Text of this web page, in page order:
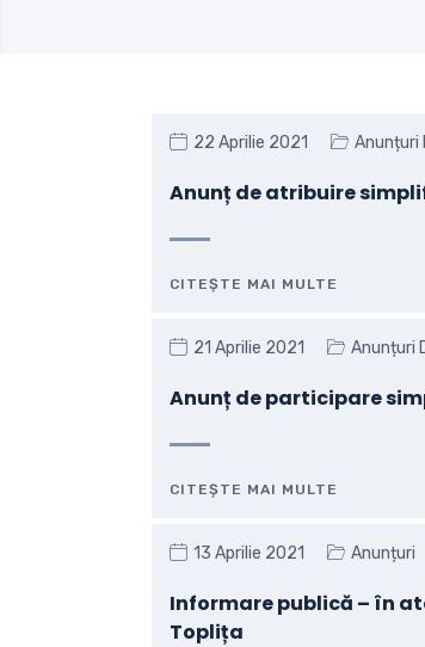
22 Aprilie 2021 Anunțuri
Anunț de atribuire
CITEȘTE MAI MULTE
21 Aprilie 2021 Anunțuri
Anunț de participare
CITEȘTE MAI MULTE
13 Aprilie 2021 Anunțuri
Informare publică – în
Toplița